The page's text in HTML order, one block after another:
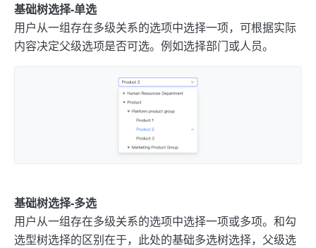
基础树选择-单选
用户从一组存在多级关系的选项中选择一项，可根据实际
内容决定父级选项是否可选。例如选择部门或人员。
基础树选择-多选
用户从一组存在多级关系的选项中选择一项或多项。和勾
选型树选择的区别在于，此处的基础多选树选择，父级选